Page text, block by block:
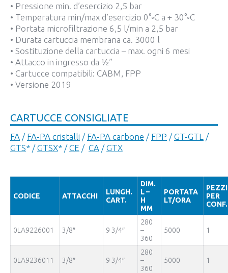
• Pressione min. d’esercizio 2,5 bar
• Temperatura min/max d’esercizio 0°◦C a + 30°◦C
• Portata microfiltrazione 6,5 l/min a 2,5 bar
• Durata cartuccia membrana ca. 3000 l
• Sostituzione della cartuccia – max. ogni 6 mesi
• Attacco in ingresso da ½”
• Cartucce compatibili: CABM, FPP
• Versione 2019
CARTUCCE CONSIGLIATE
FA / FA-PA cristalli / FA-PA carbone / FPP /GT-GTL /
GTS* /GTSX* /CE / CA /GTX
CODICE ATTACCHI
LUNGH.
CART.
DIM.
L –
H
MM
PORTATA
LT/ORA
PEZZI
PER
CONF.
0LA9226001 3/8″ 9 3/4″
280
–
360
5000 1
0LA9236011 3/8″ 9 3/4″
280
–
360
5000 1